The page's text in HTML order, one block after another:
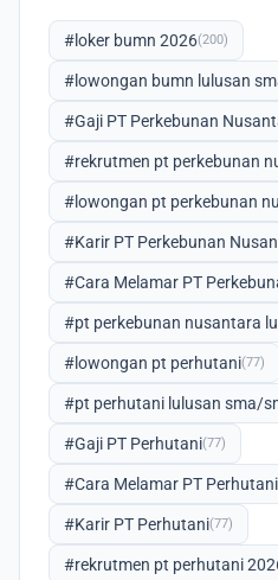
#loker bumn 2026(200)
#lowongan bumn lulusan
#Gaji PT Perkebunan
#rekrutmen pt perkebunan
#lowongan pt perkebunan
#Karir PT Perkebunan
#Cara Melamar PT
#pt perkebunan nusantara
#lowongan pt perhutani(77)
#pt perhutani lulusan sma/
#Gaji PT Perhutani(77)
#Cara Melamar PT Perhutani
#Karir PT Perhutani(77)
#rekrutmen pt perhutani